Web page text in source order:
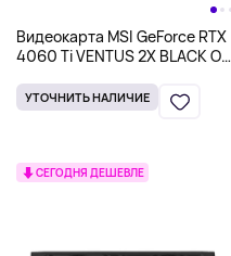
Видеокарта MSI GeForce RTX
4060 Ti VENTUS 2X BLACK OC
2X BLACK 16G OC]
УТОЧНИТЬ НАЛИЧИЕ
СЕГОДНЯ ДЕШЕВЛЕ